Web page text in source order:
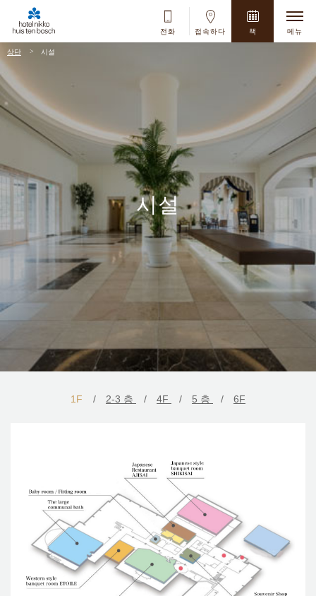
메뉴
책
접속하다
전화
상단 시설
시설
1F 2-3 층 4F 5 층 6F
에
지금 예약